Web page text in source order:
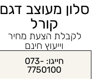
סלון מעוצב דגם
קורל
לקבלת הצעת מחיר
וייעוץ חינם
חייגו: 073-
7750100